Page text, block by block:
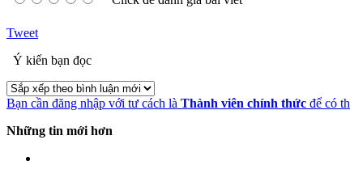
Tweet
Ý kiến bạn đọc
Bạn cần đăng nhập với tư cách là Thành viên chính thức để có
Những tin mới hơn